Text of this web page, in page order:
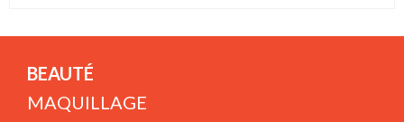
BEAUTÉ
MAQUILLAGE